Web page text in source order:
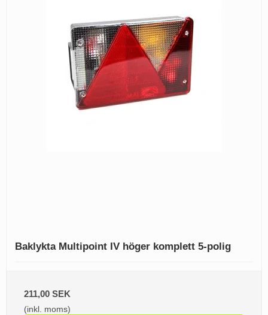
Baklykta Multipoint IV höger komplett 5-polig
211,00 SEK
(inkl. moms)